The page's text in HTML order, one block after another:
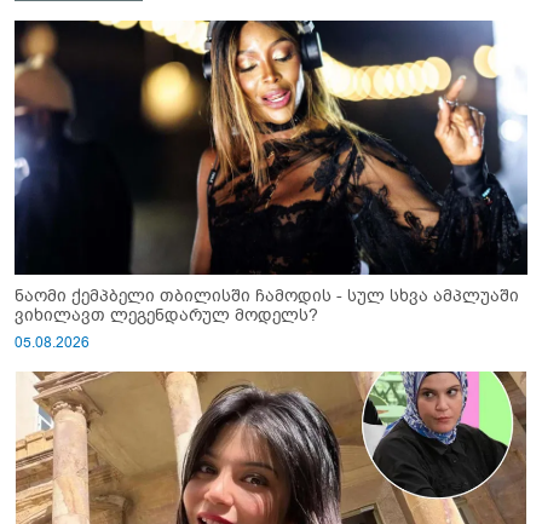
ნაომი ქემპბელი თბილისში ჩამოდის - სულ სხვა ამპლუაში
ვიხილავთ ლეგენდარულ მოდელს?
05.08.2026